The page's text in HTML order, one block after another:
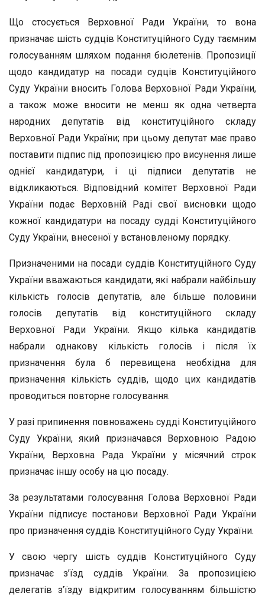
Що стосується Верховної Ради України, то вона
призначає шість судців Конституційного Суду таємним
голосуванням шляхом подання бюлетенів. Пропозиції
щодо кандидатур на посади судців Конституційного
Суду України вносить Голова Верховної Ради України,
а також може вносити не менш як одна четверта
народних депутатів від конституційного складу
Верховної Ради України; при цьому депутат має право
поставити підпис під пропозицією про висунення лише
однієї кандидатури, і ці підписи депутатів не
відкликаються. Відповідний комітет Верховної Ради
України подає Верховній Раді свої висновки щодо
кожної кандидатури на посаду судді Конституційного
Суду України, внесеної у встановленому порядку.
Призначеними на посади суддів Конституційного Суду
України вважаються кандидати, які набрали найбільшу
кількість голосів депутатів, але більше половини
голосів депутатів від конституційного складу
Верховної Ради України. Якщо кілька кандидатів
набрали однакову кількість голосів і після їх
призначення була б перевищена необхідна для
призначення кількість суддів, щодо цих кандидатів
проводиться повторне голосування.
У разі припинення повноважень судді Конституційного
Суду України, який призначався Верховною Радою
України, Верховна Рада України у місячний строк
призначає іншу особу на цю посаду.
За результатами голосування Голова Верховної Ради
України підписує постанови Верховної Ради України
про призначення суддів Конституційного Суду України.
У свою чергу шість суддів Конституційного Суду
призначає з’їзд суддів України. За пропозицією
делегатів з’їзду відкритим голосуванням більшістю